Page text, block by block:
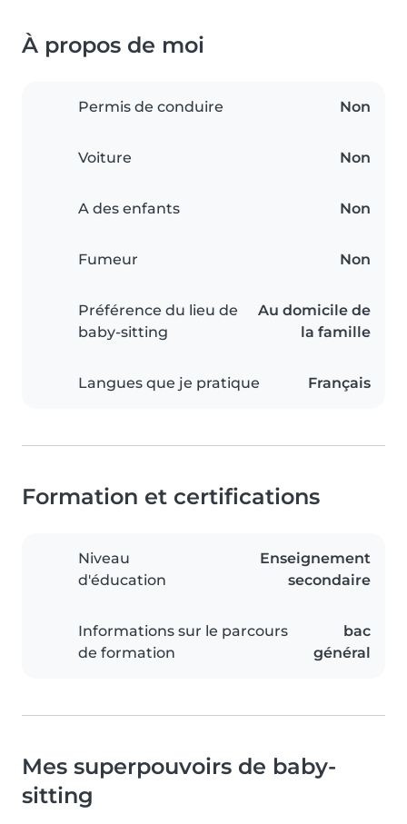
À propos de moi
Permis de conduire Non
Voiture Non
A des enfants Non
Fumeur Non
Préférence du lieu de
baby-sitting
Au domicile de
la famille
Langues que je pratique Français
Formation et certifications
Niveau
d'éducation
Enseignement
secondaire
Informations sur le parcours
de formation
bac
général
Mes superpouvoirs de baby-
sitting